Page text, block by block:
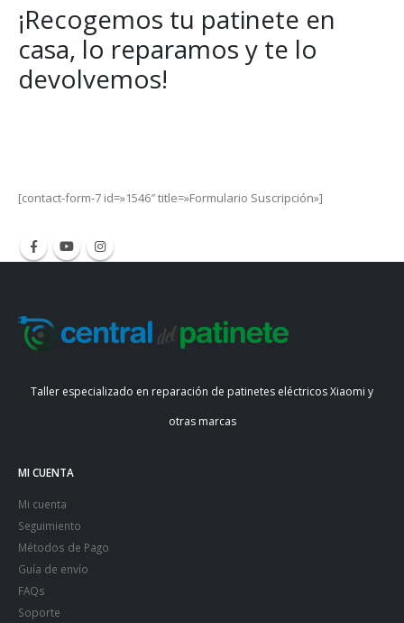
¡Recogemos tu patinete en
casa, lo reparamos y te lo
devolvemos!
[contact-form-7 id=»1546″ title=»Formulario Suscripción»]
Taller especializado en reparación de patinetes eléctricos Xiaomi y
otras marcas
MI CUENTA
Mi cuenta
Seguimiento
Métodos de Pago
Guía de envío
FAQs
Soporte